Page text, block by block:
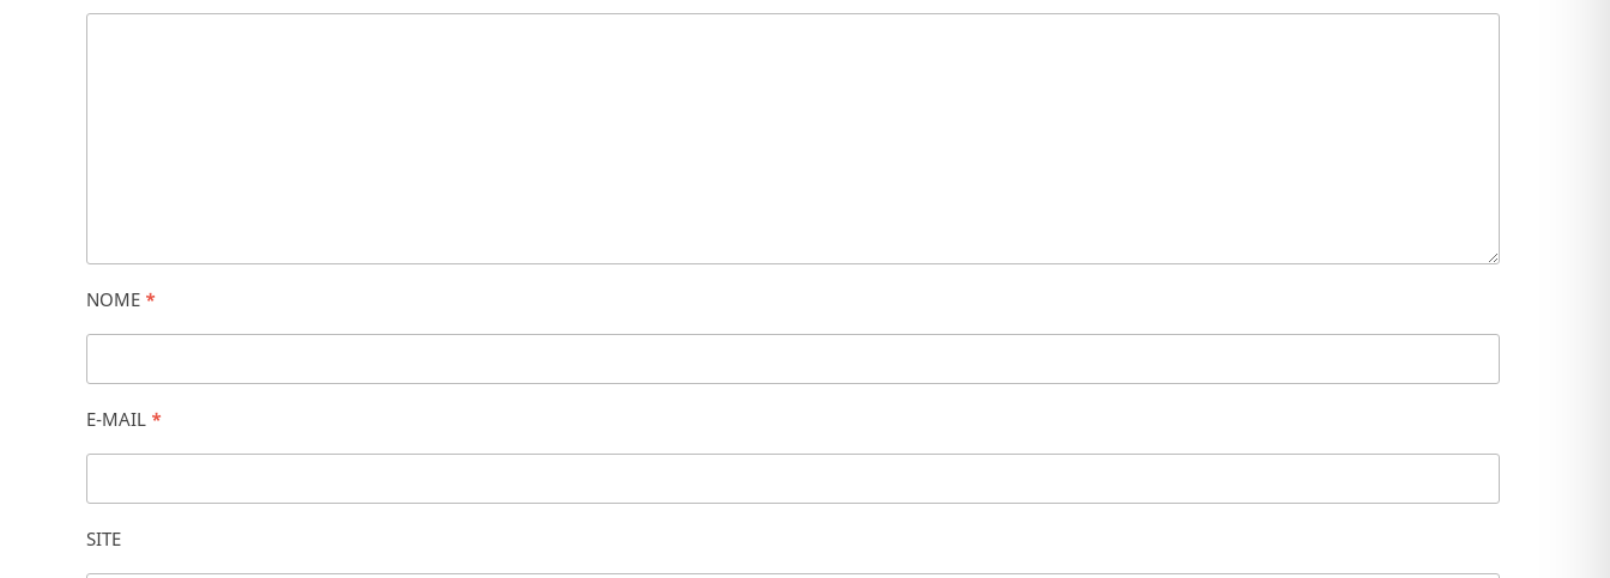
NOME *
E-MAIL *
SITE